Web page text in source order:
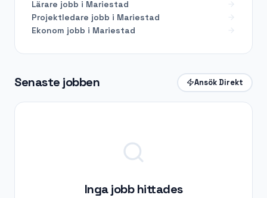
Senaste jobben Ansök Direkt
Inga jobb hittades
Lärare jobb i Mariestad
Projektledare jobb i Mariestad
Ekonom jobb i Mariestad